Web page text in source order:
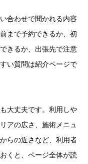
合わせで聞かれる内容
まで予約できるか、初
きるか、出張先で注意
い質問は紹介ページで
大丈夫です。利用しや
アの広さ、施術メニュ
らの近さなど、利用者
くと、ページ全体が読